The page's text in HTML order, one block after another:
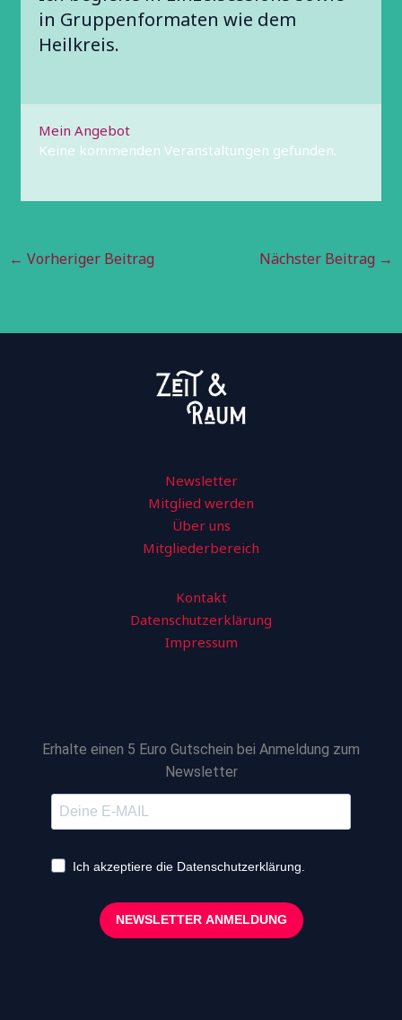
in Gruppenformaten wie dem
Heilkreis.
Mein Angebot
Keine kommenden Veranstaltungen gefunden.
← Vorheriger Beitrag Nächster Beitrag →
Newsletter
Mitglied werden
Über uns
Mitgliederbereich
Kontakt
Datenschutzerklärung
Impressum
Erhalte einen 5 Euro Gutschein bei Anmeldung zum
Newsletter
Ich akzeptiere die Datenschutzerklärung.
NEWSLETTER ANMELDUNG